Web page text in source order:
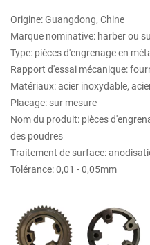
Origine: Guangdong, Chine
Marque nominative: harber ou
Type: pièces d'engrenage en
Rapport d'essai mécanique:
Matériaux: acier inoxydable,
Placage: sur mesure
Nom du produit: pièces
des poudres
Traitement de surface:
Tolérance: 0,01 - 0,05mm